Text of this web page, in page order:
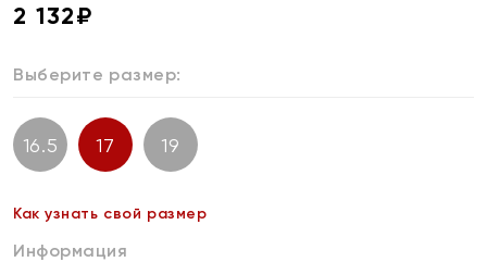
2 132₽
Выберите размер:
16.5 17 19
Как узнать свой размер
Информация